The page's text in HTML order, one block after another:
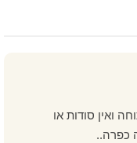
ואין סודות או